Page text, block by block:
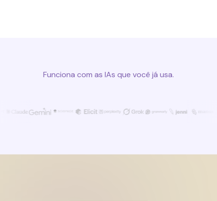
Funciona com as IAs que você já usa.